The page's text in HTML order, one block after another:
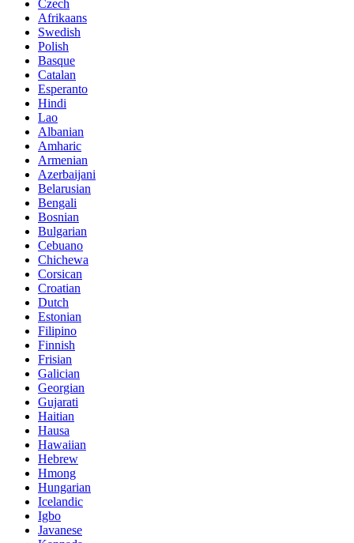
Czech
Afrikaans
Swedish
Polish
Basque
Catalan
Esperanto
Hindi
Lao
Albanian
Amharic
Armenian
Azerbaijani
Belarusian
Bengali
Bosnian
Bulgarian
Cebuano
Chichewa
Corsican
Croatian
Dutch
Estonian
Filipino
Finnish
Frisian
Galician
Georgian
Gujarati
Haitian
Hausa
Hawaiian
Hebrew
Hmong
Hungarian
Icelandic
Igbo
Javanese